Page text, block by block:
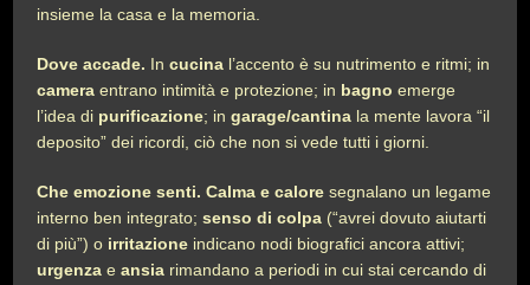
insieme la casa e la memoria.
Dove accade. Incucina l’accento è su nutrimento e ritmi; in
camera entrano intimità e protezione; in bagno emerge
l’idea di purificazione; ingarage/cantina la mente lavora “il
deposito” dei ricordi, ciò che non si vede tutti i giorni.
Che emozione senti. Calma e calore segnalano un legame
interno ben integrato;senso di colpa (“avrei dovuto aiutarti
di più”) o irritazione indicano nodi biografici ancora attivi;
urgenza eansia rimandano a periodi in cui stai cercando di